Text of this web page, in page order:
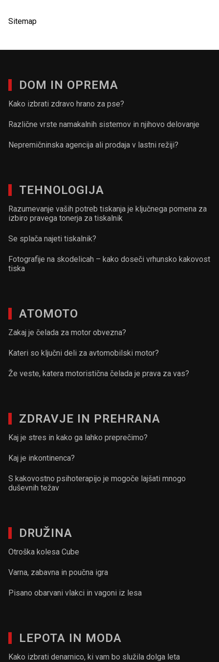
Sitemap
DOM IN OPREMA
Kako izbrati zdravo hrano za pse?
Različne vrste namakalnih sistemov in njihovo delovanje
Nepremičninska agencija ali prodaja v lastni režiji?
TEHNOLOGIJA
Razumevanje vaših potreb tiskanja je ključnega pomena za
izbiro pravega tonerja za tiskalnik
Se splača najeti tiskalnik?
Fotografije na skodelicah – kako doseči vrhunsko kakovost
tiska
ATOMOTO
Zakaj je čelada za motor obvezna?
Kateri so ključni deli za avtomobilski motor?
Že veste, katera motoristična čelada je prava za vas?
ZDRAVJE IN PREHRANA
Kaj je stres in kako ga lahko preprečimo?
Kaj je inkontinenca?
S kakovostno psihoterapijo je mogoče lajšati mnogo
duševnih težav
DRUŽINA
Otroška kolesa Cube
Varna, zabavna in poučna igra
Pisano obarvani vlakci in vagoni iz lesa
LEPOTA IN MODA
Kako izbrati denarnico, ki vam bo služila dolga leta